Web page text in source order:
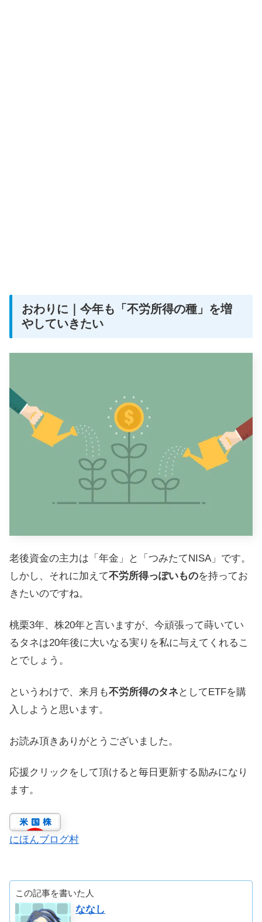
おわりに｜今年も「不労所得の種」を増
やしていきたい
老後資金の主力は「年金」と「つみたてNISA」です。
しかし、それに加えて不労所得っぽいものを持ってお
きたいのですね。
桃栗3年、株20年と言いますが、今頑張って蒔いてい
るタネは20年後に大いなる実りを私に与えてくれるこ
とでしょう。
というわけで、来月も不労所得のタネ としてETFを購
入しようと思います。
お読み頂きありがとうございました。
応援クリックをして頂けると毎日更新する励みになり
ます。
にほんブログ村
この記事を書いた人
ななし